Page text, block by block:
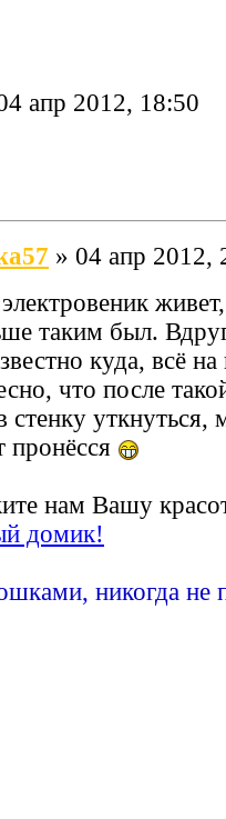
апр 2012, 18:50
» 04 апр 2012,
таким был. Вдруг
куда, всё на
что после
уткнуться,
пронёсся
нам Вашу
домик!
никогда не